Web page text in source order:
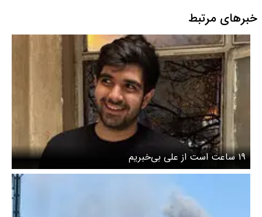
خبرهای مرتبط
۱۹ ساعت است از علی بی‌خبریم